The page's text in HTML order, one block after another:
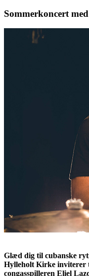
Sommerkoncert
Glæd dig til cubanske
Hylleholt Kirke inviterer
congasspilleren Eliel